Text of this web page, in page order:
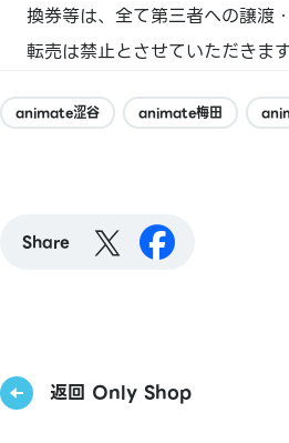
換券等は、全て第三者への譲渡
転売は禁止とさせていただきます
animate涩谷 animate梅田
Share
返回 Only Shop